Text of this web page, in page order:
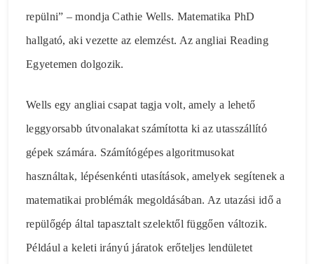
repülni” – mondja Cathie Wells. Matematika PhD
hallgató, aki vezette az elemzést. Az angliai Reading
Egyetemen dolgozik.
Wells egy angliai csapat tagja volt, amely a lehető
leggyorsabb útvonalakat számította ki az utasszállító
gépek számára. Számítógépes algoritmusokat
használtak, lépésenkénti utasítások, amelyek segítenek a
matematikai problémák megoldásában. Az utazási idő a
repülőgép által tapasztalt szelektől függően változik.
Például a keleti irányú járatok erőteljes lendületet